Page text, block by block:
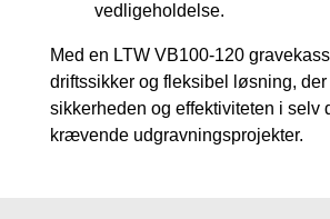
vedligeholdelse.
Med en LTW VB100-120
driftssikker og fleksibel løsning,
sikkerheden og effektiviteten i selv
krævende udgravningsprojekter.